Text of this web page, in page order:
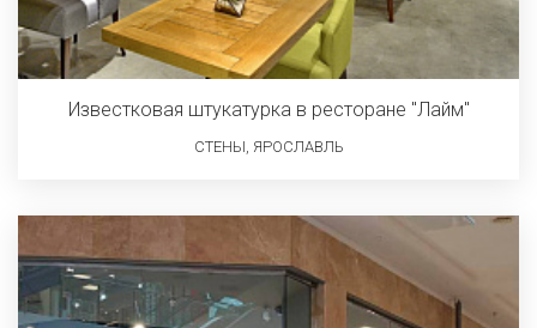
Известковая штукатурка в ресторане "Лайм"
СТЕНЫ, ЯРОСЛАВЛЬ